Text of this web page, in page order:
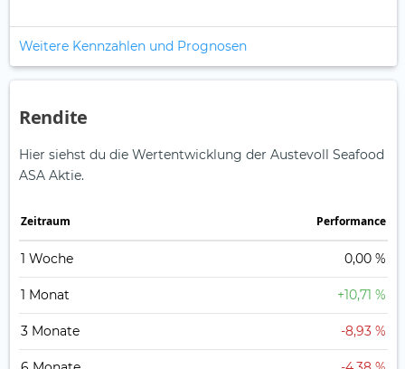
Weitere Kennzahlen und Prognosen
Rendite
Hier siehst du die Wertentwicklung der Austevoll Seafood
ASA Aktie.
Zeitraum Perfor­mance
1 Woche 0,00 %
1 Monat +10,71 %
3 Monate -8,93 %